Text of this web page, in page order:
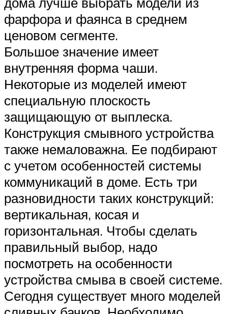
фарфора и фаянса в среднем
ценовом сегменте.
Большое значение имеет
внутренняя форма чаши.
Некоторые из моделей имеют
специальную плоскость
защищающую от выплеска.
Конструкция смывного устройства
также немаловажна. Ее подбирают
с учетом особенностей системы
коммуникаций в доме. Есть три
разновидности таких конструкций:
вертикальная, косая и
горизонтальная. Чтобы сделать
правильный выбор, надо
посмотреть на особенности
устройства смыва в своей системе.
Сегодня существует много моделей